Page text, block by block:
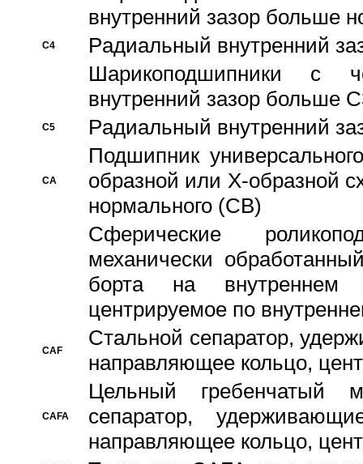
внутренний зазор больше
C4
Pадиальный внутренний
Шарикоподшипники с
внутренний зазор больше
C5 Pадиальный внутренний
CA
Подшипник
образной или Х-образной
нормального (CB)
Сферические
механически
борта на внутреннем
центрируемое по
CAF
Стальной сепаратор,
направляющее кольцо,
CAFA
Цельный гребенчатый
сепаратор,
направляющее кольцо,